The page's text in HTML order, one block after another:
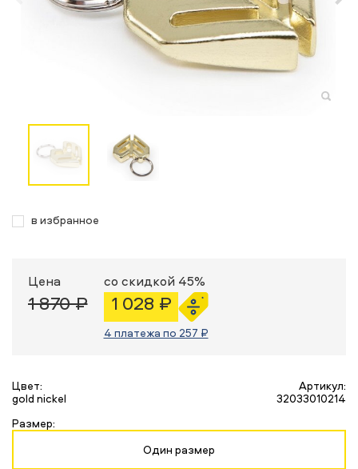
в избранное
Цена
1 870 ₽
со скидкой 45%
1 028 ₽
4 платежа по 257 ₽
Цвет:
gold nickel
Артикул:
32033010214
Размер:
Один размер